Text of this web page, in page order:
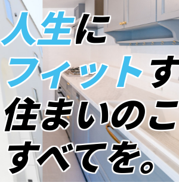
人生に
フィット
住まいの
すべてを。